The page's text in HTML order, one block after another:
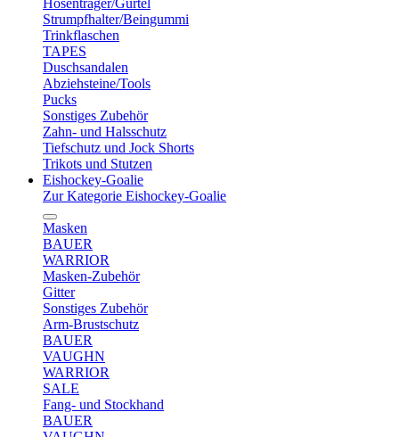
Hosenträger/Gürtel
Strumpfhalter/Beingummi
Trinkflaschen
TAPES
Duschsandalen
Abziehsteine/Tools
Pucks
Sonstiges Zubehör
Zahn- und Halsschutz
Tiefschutz und Jock Shorts
Trikots und Stutzen
Eishockey-Goalie
Zur Kategorie Eishockey-Goalie
Masken
BAUER
WARRIOR
Masken-Zubehör
Gitter
Sonstiges Zubehör
Arm-Brustschutz
BAUER
VAUGHN
WARRIOR
SALE
Fang- und Stockhand
BAUER